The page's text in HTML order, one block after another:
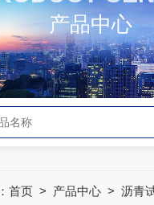
产品中心
首页 > 产品中心 >沥青